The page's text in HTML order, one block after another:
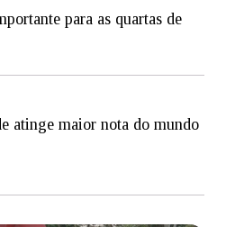
para as quartas de
atinge maior nota do mundo